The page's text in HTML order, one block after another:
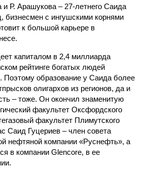
и Р. Арашукова – 27-летнего Саида
бизнесмен с ингушскими корнями
к большой карьере в
капиталом в 2,4 миллиарда
рейтинге богатых людей
Поэтому образование у Саида более
олигархов из регионов, да и
– тоже. Он окончил знаменитую
факультет Оксфордского
факультет Плимутского
Саид Гуцериев – член совета
нефтяной компании «Руснефть», а
в компании Glencore, в ее